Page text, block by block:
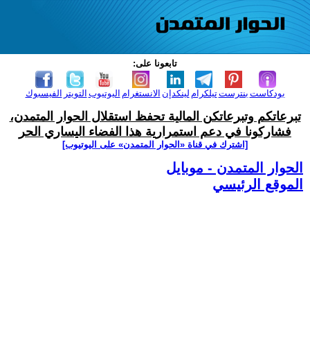
تابعونا على:
الفيسبوك التويتر اليوتيوب الانستغرام لينكدإن تيلكرامبنترست بودكاست
تبرعاتكم وتبرعاتكن المالية تحفظ استقلال الحوار المتمدن،
فشاركونا في دعم استمرارية هذا الفضاء اليساري الحر
[اشترك في قناة ‫«الحوار المتمدن» على اليوتيوب]
الحوار المتمدن - موبايل
الموقع الرئيسي